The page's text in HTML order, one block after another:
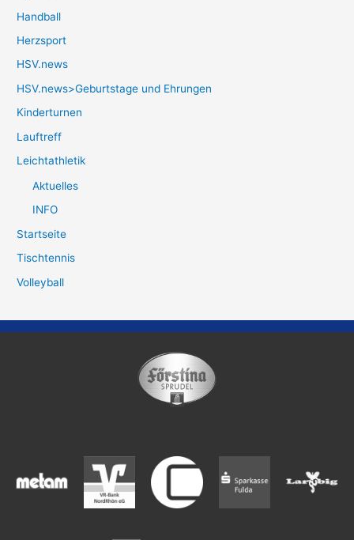
Handball
Herzsport
HSV.news
HSV.news>Geburtstage und Ehrungen
Kinderturnen
Lauftreff
Leichtathletik
Aktuelles
INFO
Startseite
Tischtennis
Volleyball